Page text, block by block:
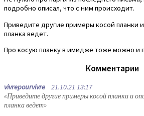
подробно описал, что с ним происходит.
Приведите другие примеры косой планки
планка ведет.
Про косую планку в имидже тоже можно и
Комментарии
vivrepourvivre 21.10.21 13:17
«Приведите другие примеры косой планки и
планка ведет»